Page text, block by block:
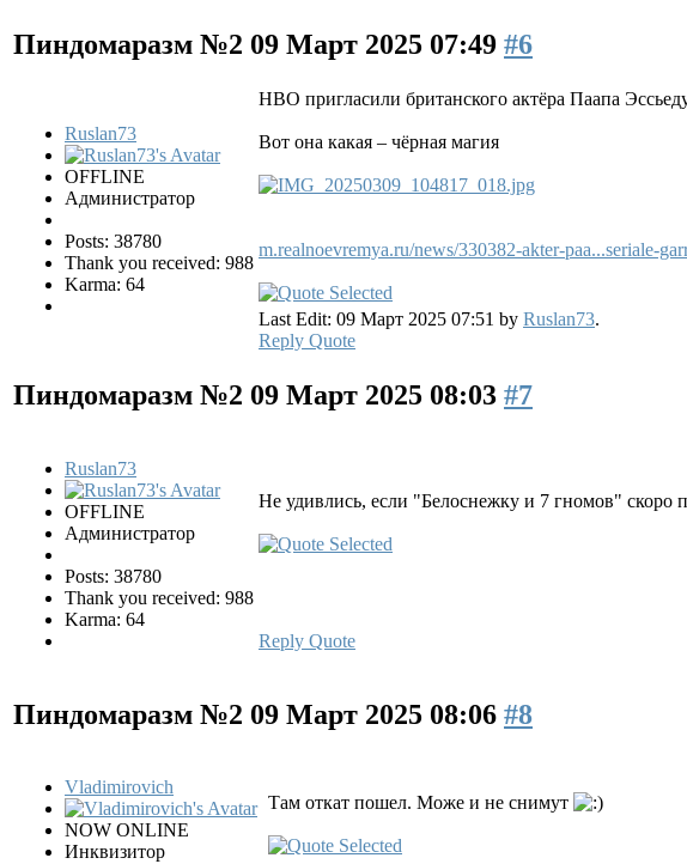
Пиндомаразм №2 09 Март 2025 07:49 #6
Ruslan73
OFFLINE
Администратор
Posts: 38780
Thank you received: 988
Karma: 64
HBO пригласили британского актёра Паапа
Вот она какая – чёрная магия
m.realnoevremya.ru/news/330382-akter-paa...seriale-
Last Edit: 09 Март 2025 07:51 by Ruslan73.
Reply Quote
Пиндомаразм №2 09 Март 2025 08:03 #7
Ruslan73
OFFLINE
Администратор
Posts: 38780
Thank you received: 988
Karma: 64
Не удивлись, если "Белоснежку и 7 гномов" скоро
Reply Quote
Пиндомаразм №2 09 Март 2025 08:06 #8
Vladimirovich
NOW ONLINE
Инквизитор
Там откат пошел. Може и не снимут